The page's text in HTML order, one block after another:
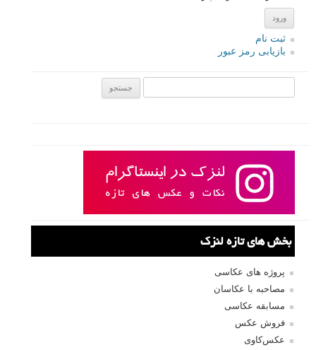
کشند. چرا از این کالبد خارج نشویم و سبکی متفاوت را امتحان نکنیم؟
صفحات:
رمز عبور
مرا به خاطر بسپار
جستجو یرای: